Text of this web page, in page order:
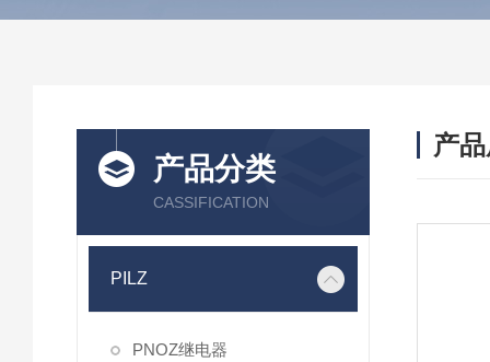
产品分类
CASSIFICATION
PILZ
PNOZ继电器
产